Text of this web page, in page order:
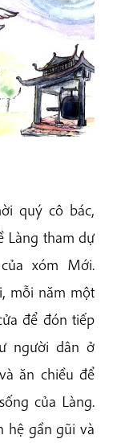
quý cô bác,
Làng tham dự
xóm Mới.
mỗi năm một
để đón tiếp
người dân ở
ăn chiều để
của Làng.
hệ gần gũi và